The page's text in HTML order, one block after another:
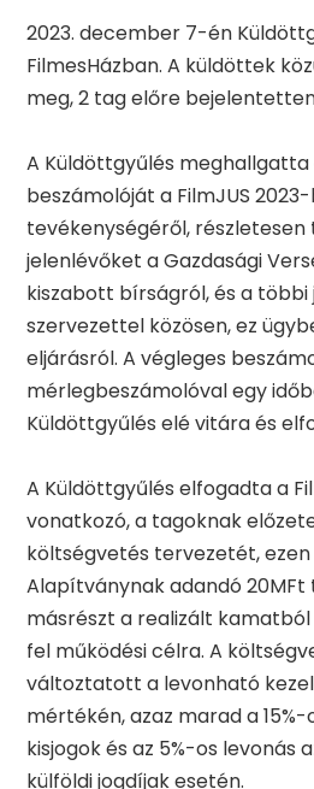
2023. december 7-én
FilmesHázban. A küldöttek
meg, 2 tag előre
A Küldöttgyűlés meghallgatta
beszámolóját a FilmJUS
tevékenységéről,
jelenlévőket a Gazdasági
kiszabott bírságról, és a többi
szervezettel közösen, ez
eljárásról. A végleges
mérlegbeszámolóval egy
Küldöttgyűlés elé vitára és
A Küldöttgyűlés elfogadta a
vonatkozó, a tagoknak
költségvetés tervezetét, ezen
Alapítványnak adandó
másrészt a realizált kamatból
fel működési célra. A
változtatott a levonható
mértékén, azaz marad a 15%-
kisjogok és az 5%-os levonás
külföldi jogdíjak esetén.